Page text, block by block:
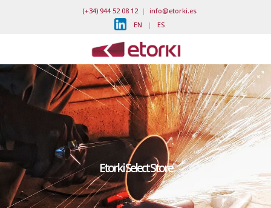
(+34) 944 52 08 12| info@etorki.es
EN | ES
Etorki Select Store